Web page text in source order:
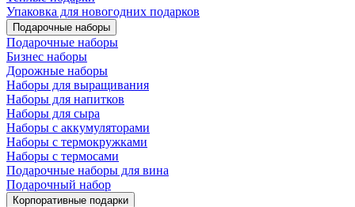
Упаковка для новогодних подарков
Подарочные наборы
Подарочные наборы
Бизнес наборы
Дорожные наборы
Наборы для выращивания
Наборы для напитков
Наборы для сыра
Наборы с аккумуляторами
Наборы с термокружками
Наборы с термосами
Подарочные наборы для вина
Подарочный набор
Корпоративные подарки